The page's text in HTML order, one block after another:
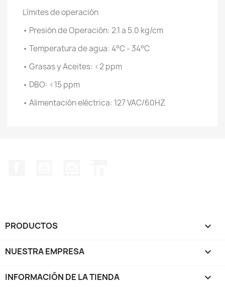
Límites de operación
• Presión de Operación: 2.1 a 5.0 kg/cm
• Temperatura de agua: 4°C - 34°C
• Grasas y Aceites: <2 ppm
• DBO: <15 ppm
• Alimentación eléctrica: 127 VAC/60HZ
PRODUCTOS 
NUESTRA EMPRESA 
INFORMACIÓN DE LA TIENDA keyboard_arrow_down